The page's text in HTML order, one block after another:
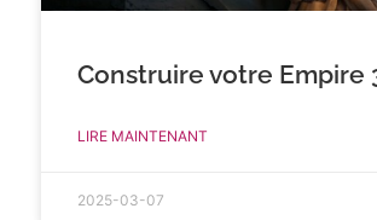
Construire votre Empire
LIRE MAINTENANT
2025-03-07